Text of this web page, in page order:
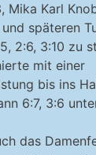
Mika Karl
späteren
2:6, 3:10 zu
mit einer
bis ins
6:7, 3:6
das